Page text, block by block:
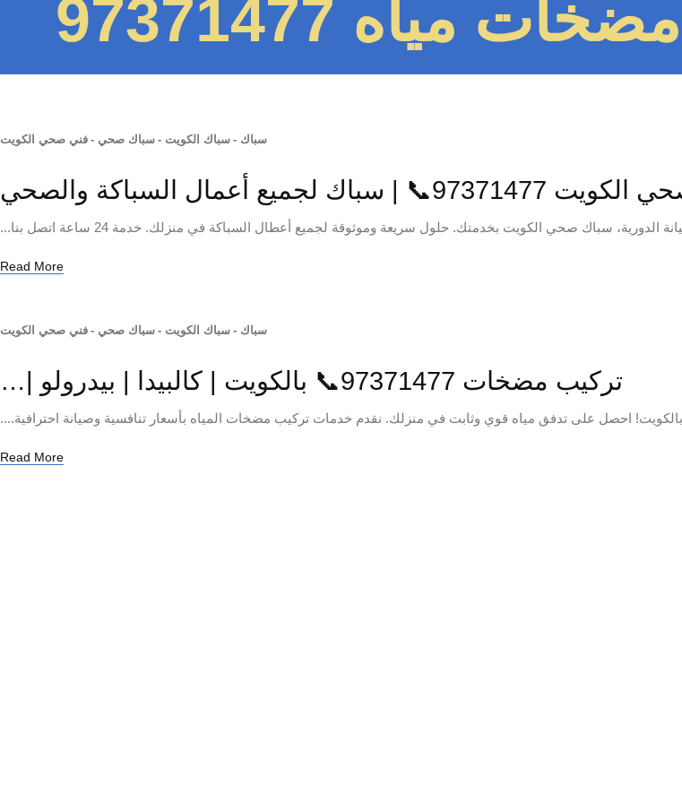
مياه 97371477
سباك - سباك الكويت - سباك صحي - فني صحي الكويت
97371477📞 | سباك لجميع أعمال السباكة والصحي
الدورية، سباك صحي الكويت بخدمتك. حلول سريعة وموثوقة لجميع أعطال السباكة في منزلك. خدمة 24 ساعة اتصل بنا...
Read More
سباك - سباك الكويت - سباك صحي - فني صحي الكويت
تركيب مضخات 97371477📞 بالكويت | كالبيدا | بيدرولو |…
احصل على تدفق مياه قوي وثابت في منزلك. نقدم خدمات تركيب مضخات المياه بأسعار تنافسية وصيانة احترافية....
Read More